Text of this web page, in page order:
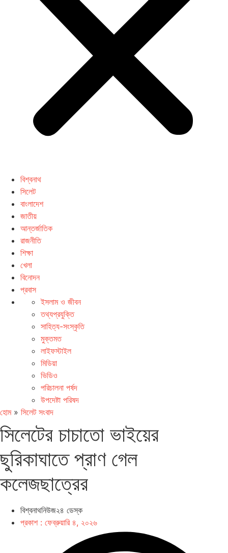
বিশ্বনাথ
সিলেট
বাংলাদেশ
জাতীয়
আন্তর্জাতিক
রাজনীতি
শিক্ষা
খেলা
বিনোদন
প্রবাস
ইসলাম ও জীবন
তথ্যপ্রযুক্তি
সাহিত্য-সংস্কৃতি
মুক্তমত
লাইফস্টাইল
মিডিয়া
ভিডিও
পরিচালনা পর্ষদ
উপদেষ্টা পরিষদ
হোম» সিলেট সংবাদ
সিলেটের চাচাতো ভাইয়ের
ছুরিকাঘাতে প্রাণ গেল
কলেজছাত্রের
বিশ্বনাথনিউজ২৪ ডেস্ক
প্রকাশ : ফেব্রুয়ারি ৪, ২০২৬